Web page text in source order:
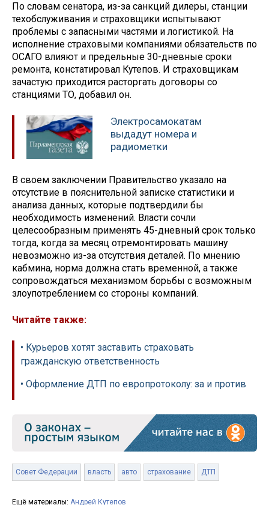
По словам сенатора, из-за санкций дилеры, станции
техобслуживания и страховщики испытывают
проблемы с запасными частями и логистикой. На
исполнение страховыми компаниями обязательств по
ОСАГО влияют и предельные 30-дневные сроки
ремонта, констатировал Кутепов. И страховщикам
зачастую приходится расторгать договоры со
станциями ТО, добавил он.
Электросамокатам
выдадут номера и
радиометки
В своем заключении Правительство указало на
отсутствие в пояснительной записке статистики и
анализа данных, которые подтвердили бы
необходимость изменений. Власти сочли
целесообразным применять 45-дневный срок только
тогда, когда за месяц отремонтировать машину
невозможно из-за отсутствия деталей. По мнению
кабмина, норма должна стать временной, а также
сопровождаться механизмом борьбы с возможным
злоупотреблением со стороны компаний.
Читайте также:
• Курьеров хотят заставить страховать
гражданскую ответственность
• Оформление ДТП по европротоколу: за и против
Совет Федерации власть авто страхование ДТП
Ещё материалы: Андрей Кутепов